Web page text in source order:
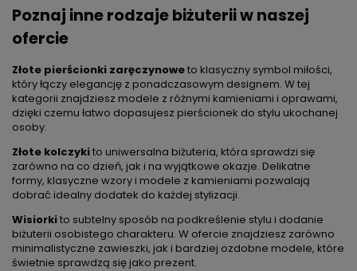
Poznaj inne rodzaje biżuterii w naszej
ofercie
Złote pierścionki zaręczynoweto klasyczny symbol miłości,
który łączy elegancję z ponadczasowym designem. W tej
kategorii znajdziesz modele z różnymi kamieniami i oprawami,
dzięki czemu łatwo dopasujesz pierścionek do stylu ukochanej
osoby.
Złote kolczykito uniwersalna biżuteria, która sprawdzi się
zarówno na co dzień, jak i na wyjątkowe okazje. Delikatne
formy, klasyczne wzory i modele z kamieniami pozwalają
dobrać idealny dodatek do każdej stylizacji.
Wisiorkito subtelny sposób na podkreślenie stylu i dodanie
biżuterii osobistego charakteru. W ofercie znajdziesz zarówno
minimalistyczne zawieszki, jak i bardziej ozdobne modele, które
świetnie sprawdzą się jako prezent.